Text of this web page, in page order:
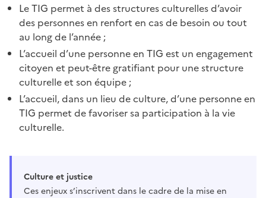
Le TIG permet à des structures culturelles d’avoir
des personnes en renfort en cas de besoin ou tout
au long de l’année ;
L’accueil d’une personne en TIG est un engagement
citoyen et peut-être gratifiant pour une structure
culturelle et son équipe ;
L’accueil, dans un lieu de culture, d’une personne en
TIG permet de favoriser sa participation à la vie
culturelle.
Culture et justice
Ces enjeux s’inscrivent dans le cadre de la mise en